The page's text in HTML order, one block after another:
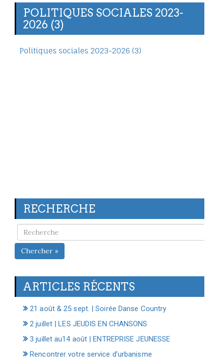
POLITIQUES SOCIALES 2023-
2026 (3)
Politiques sociales 2023-2026 (3)
RECHERCHE
Chercher »
ARTICLES RÉCENTS
21 août & 25 sept. | Soirée Danse Country
2 juillet | LES JEUDIS EN CHANSONS
3 juillet au14 août | ENTREPRISE JEUNESSE
Rencontrer votre service d’urbanisme